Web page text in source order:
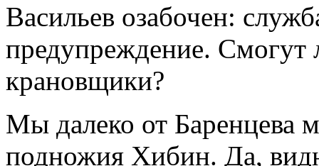
Васильев озабочен:
предупреждение. Смогут
крановщики?
Мы далеко от Баренцева
подножия Хибин. Да,